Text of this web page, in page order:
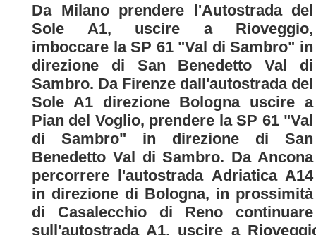
Da Milano prendere l'Autostrada del
Sole A1, uscire a Rioveggio,
imboccare la SP 61 "Val di Sambro" in
direzione di San Benedetto Val di
Sambro. Da Firenze dall'autostrada del
Sole A1 direzione Bologna uscire a
Pian del Voglio, prendere la SP 61 "Val
di Sambro" in direzione di San
Benedetto Val di Sambro. Da Ancona
percorrere l'autostrada Adriatica A14
in direzione di Bologna, in prossimità
di Casalecchio di Reno continuare
sull'autostrada A1, uscire a